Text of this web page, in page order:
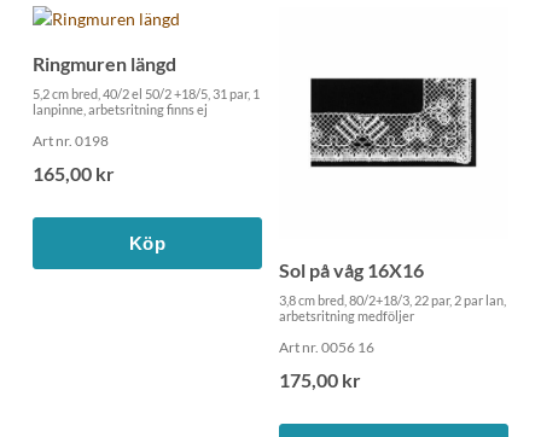
Ringmuren längd
5,2 cm bred, 40/2 el 50/2 +18/5, 31 par, 1
lanpinne, arbetsritning finns ej
Art nr. 0198
165,00 kr
Köp
Sol på våg 16X16
3,8 cm bred, 80/2+18/3, 22 par, 2 par lan,
arbetsritning medföljer
Art nr. 0056 16
175,00 kr